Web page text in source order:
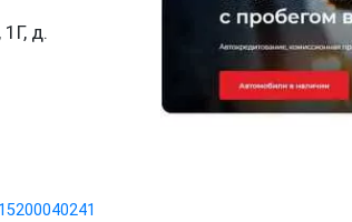
д.